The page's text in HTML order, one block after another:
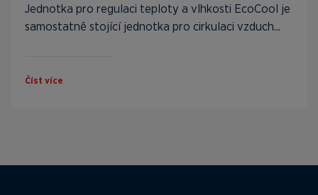
Jednotka pro regulaci teploty a vlhkosti EcoCool je
samostatně stojící jednotka pro cirkulaci vzduch...
Číst více